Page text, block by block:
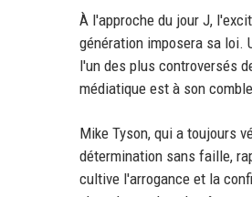
À l'approche du jour J,
génération imposera sa loi.
l'un des plus controversés
médiatique est à son
Mike Tyson, qui a toujours
détermination sans faille,
cultive l'arrogance et la